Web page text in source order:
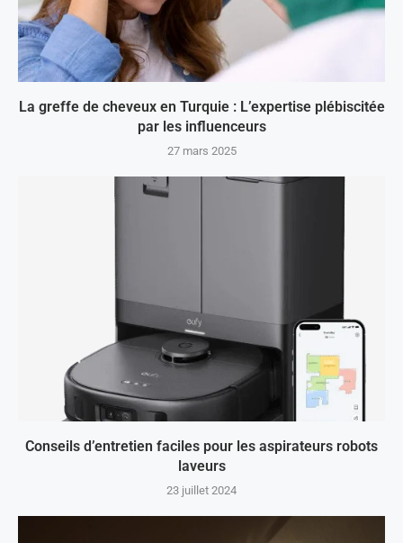
La greffe de cheveux en Turquie : L’expertise plébiscitée
par les influenceurs
27 mars 2025
Conseils d’entretien faciles pour les aspirateurs robots
laveurs
23 juillet 2024